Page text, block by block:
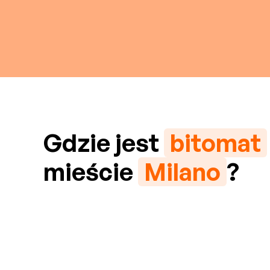
Gdzie jest bitomat
mieście Milano ?